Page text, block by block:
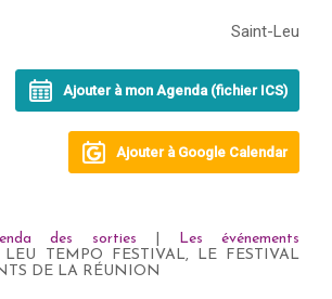
Saint-Leu
Ajouter à mon Agenda (fichier ICS)
Ajouter à Google Calendar
des sorties
Les événements
TEMPO FESTIVAL, LE FESTIVAL
DE LA RÉUNION